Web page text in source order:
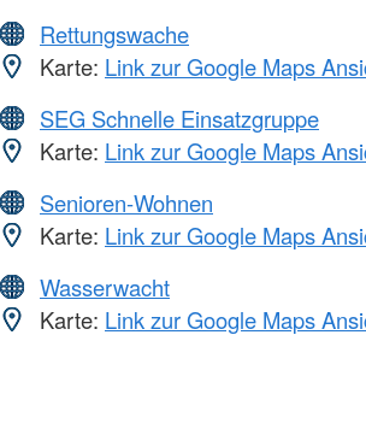
Rettungswache
Karte: Link zur Google Maps
SEG Schnelle Einsatzgruppe
Karte: Link zur Google Maps
Senioren-Wohnen
Karte: Link zur Google Maps
Wasserwacht
Karte: Link zur Google Maps